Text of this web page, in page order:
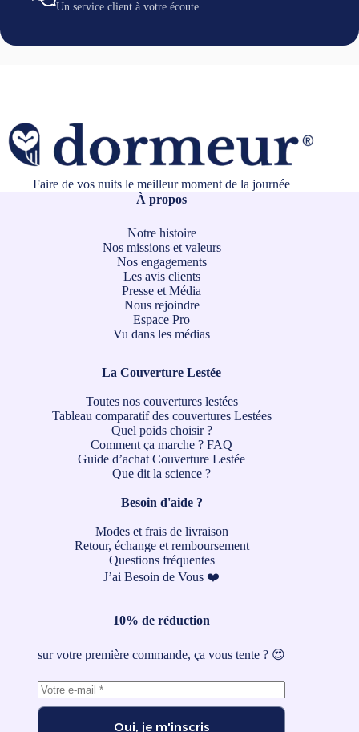
Un service client à votre écoute
Faire de vos nuits le meilleur moment de la journée
À propos
Notre histoire
Nos missions et valeurs
Nos engagements
Les avis clients
Presse et Média
Nous rejoindre
Espace Pro
Vu dans les médias
La Couverture Lestée
Toutes nos couvertures lestées
Tableau comparatif des couvertures Lestées
Quel poids choisir ?
Comment ça marche ? FAQ
Guide d’achat Couverture Lestée
Que dit la science ?
Besoin d'aide ?
Modes et frais de livraison
Retour, échange et remboursement
Questions fréquentes
J’ai Besoin de Vous ❤️
10% de réduction
sur votre première commande, ça vous tente ? 😍
Oui, je m'inscris